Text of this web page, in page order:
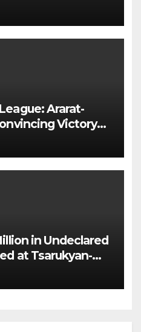
Ararat-
Victory
2-0
in Undeclared
at Tsarukyan-
Center